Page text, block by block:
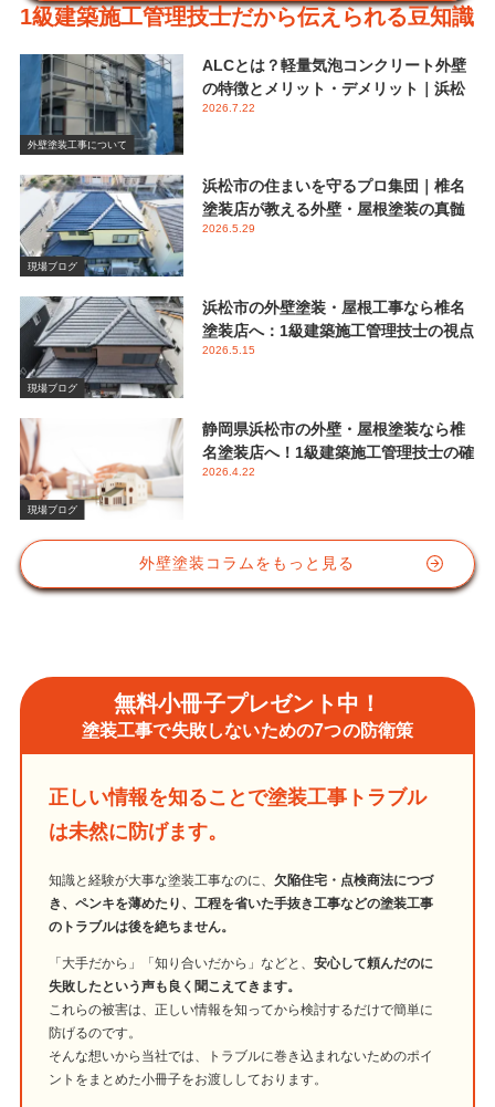
1級建築施工管理技士だから伝えられる豆知識
外壁塗装工事について
ALCとは？軽量気泡コンクリート外壁
の特徴とメリット・デメリット｜浜松
市 椎名塗装店
2026.7.22
現場ブログ
浜松市の住まいを守るプロ集団｜椎名
塗装店が教える外壁・屋根塗装の真髄
と失敗しない業者選び
2026.5.29
現場ブログ
浜松市の外壁塗装・屋根工事なら椎名
塗装店へ：1級建築施工管理技士の視点
で伝える後悔しないメンテナンス
2026.5.15
現場ブログ
静岡県浜松市の外壁・屋根塗装なら椎
名塗装店へ！1級建築施工管理技士の確
かな視点と屋根塗装におけるシリコン
2026.4.22
外壁塗装コラムをもっと見る
無料小冊子プレゼント中！
塗装工事で失敗しないための7つの防衛策
正しい情報を知ることで塗装工事トラブル
は未然に防げます。
知識と経験が大事な塗装工事なのに、 欠陥住宅・点検商法につづ
き、ペンキを薄めたり、工程を省いた手抜き工事などの塗装工事
のトラブルは後を絶ちません。
「大手だから」「知り合いだから」などと、安心して頼んだのに
失敗したという声も良く聞こえてきます。
これらの被害は、正しい情報を知ってから検討するだけで簡単に
防げるのです。
そんな想いから当社では、トラブルに巻き込まれないためのポイ
ントをまとめた小冊子をお渡ししております。